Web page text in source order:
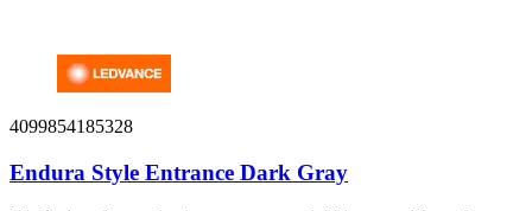
4099854185328
Endura Style Entrance Dark Gray